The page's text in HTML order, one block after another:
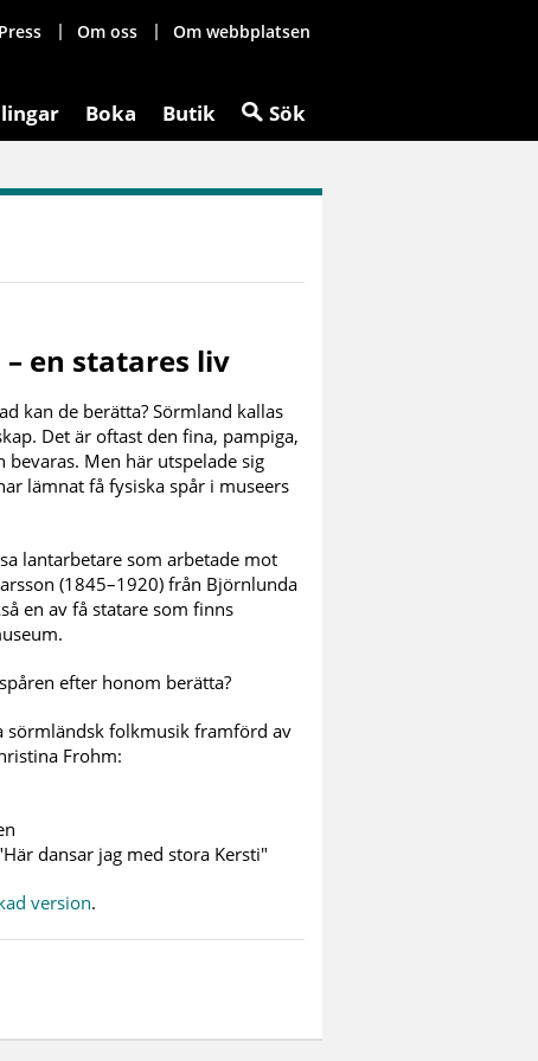
Press Om oss Om webbplatsen
Boka Butik Sök
en statares liv
kan de berätta? Sörmland kallas
Det är oftast den fina, pampiga,
Men här utspelade sig
lämnat få fysiska spår i museers
lantarbetare som arbetade mot
(1845–1920) från Björnlunda
en av få statare som finns
efter honom berätta?
sörmländsk folkmusik framförd av
Frohm:
dansar jag med stora Kersti"
version.